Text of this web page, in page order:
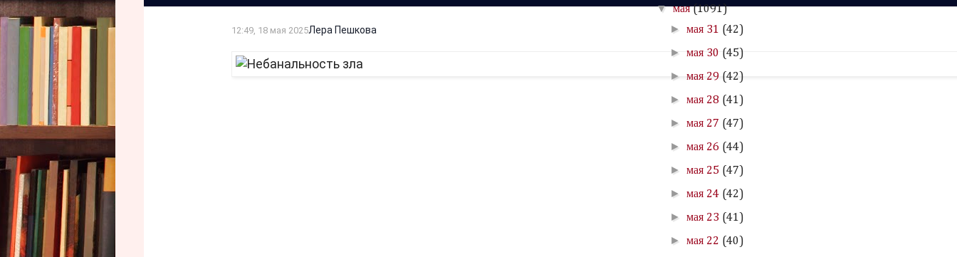
12:49, 18 мая 2025Лера Пешкова
▼мая(1091)
►мая 31 (42)
►мая 30 (45)
►мая 29 (42)
►мая 28 (41)
►мая 27 (47)
►мая 26 (44)
►мая 25 (47)
►мая 24 (42)
►мая 23 (41)
►мая 22 (40)